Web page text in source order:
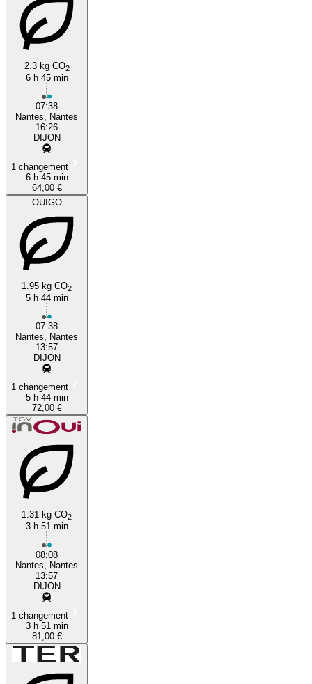
2.3 kg CO2
6 h 45 min
07:38
Nantes, Nantes
16:26
DIJON
1 changement
6 h 45 min
64,00 €
OUIGO
1.95 kg CO2
5 h 44 min
07:38
Nantes, Nantes
13:57
DIJON
1 changement
5 h 44 min
72,00 €
1.31 kg CO2
3 h 51 min
08:08
Nantes, Nantes
13:57
DIJON
1 changement
3 h 51 min
81,00 €